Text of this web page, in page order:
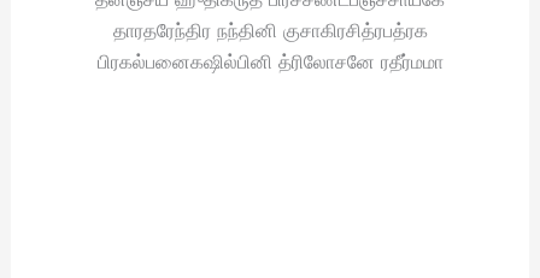
தாரதரேந்திர நந்தினி குசாகிரசித்ரபத்ரக
பிரகல்பனைகஷில்பினி த்ரிலோசனே ரதீர்மமா